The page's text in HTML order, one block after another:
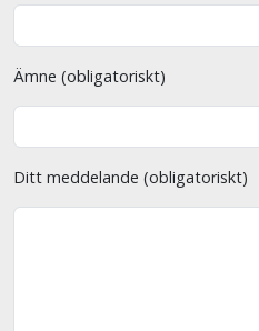
Ämne (obligatoriskt)
Ditt meddelande (obligatoriskt)